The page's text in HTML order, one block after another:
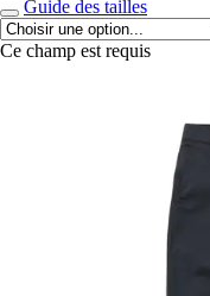
Guide des tailles
Ce champ est requis